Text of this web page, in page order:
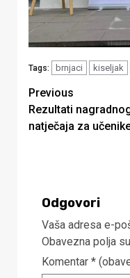
Tags: brnjaci kiseljak
Continue
Reading
Previous
Rezultati
natječaja za
Odgovori
Vaša adresa e-
Obavezna polja
Komentar *